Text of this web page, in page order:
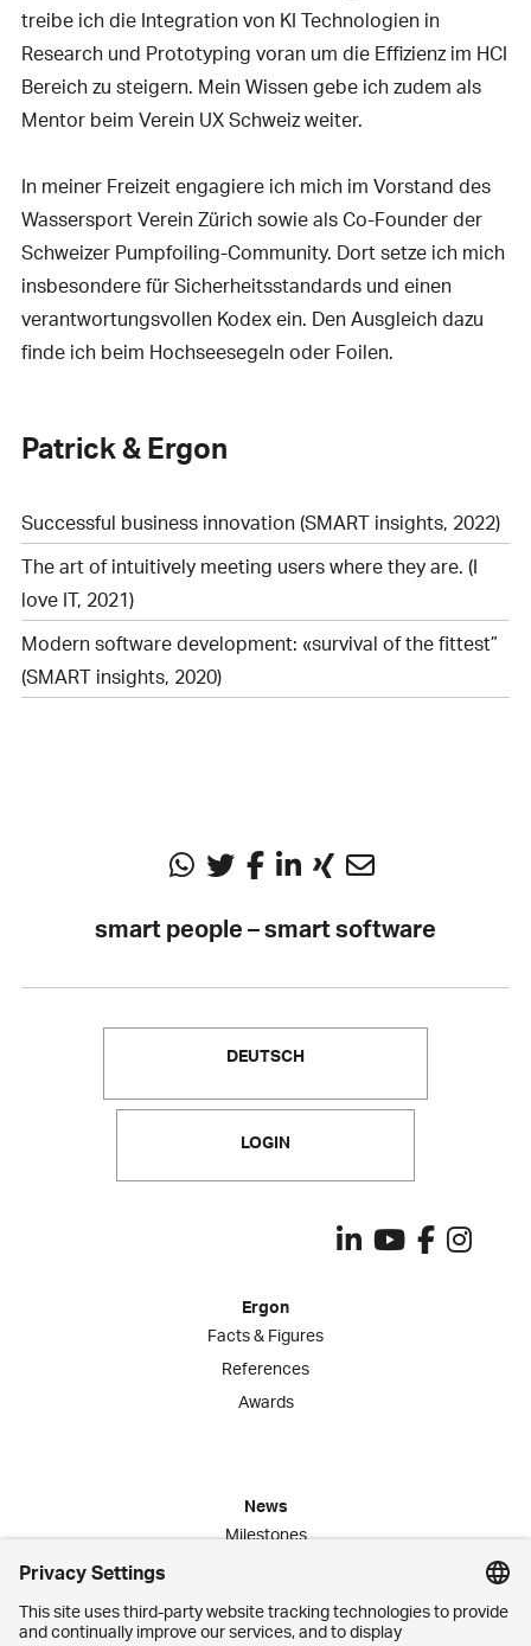
treibe ich die Integration von KI Technologien in
Research und Prototyping voran um die Effizienz im HCI
Bereich zu steigern. Mein Wissen gebe ich zudem als
Mentor beim Verein UX Schweiz weiter.
In meiner Freizeit engagiere ich mich im Vorstand des
Wassersport Verein Zürich sowie als Co-Founder der
Schweizer Pumpfoiling-Community. Dort setze ich mich
insbesondere für Sicherheitsstandards und einen
verantwortungsvollen Kodex ein. Den Ausgleich dazu
finde ich beim Hochseesegeln oder Foilen.
Patrick & Ergon
Successful business innovation (SMART insights, 2022)
The art of intuitively meeting users where they are. (I
love IT, 2021)
Modern software development: «survival of the fittest”
(SMART insights, 2020)
smart people – smart software
DEUTSCH
LOGIN
Ergon
Facts & Figures
References
Awards
News
Milestones